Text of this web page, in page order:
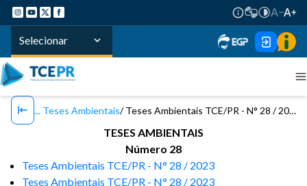
Selecionar
Teses Ambientais Teses Ambientais TCE/PR - N° 28 / 2023
TESES AMBIENTAIS
Número 28
Teses Ambientais TCE/PR - N° 28 / 2023
Teses Ambientais TCE/PR - N° 28 / 2023